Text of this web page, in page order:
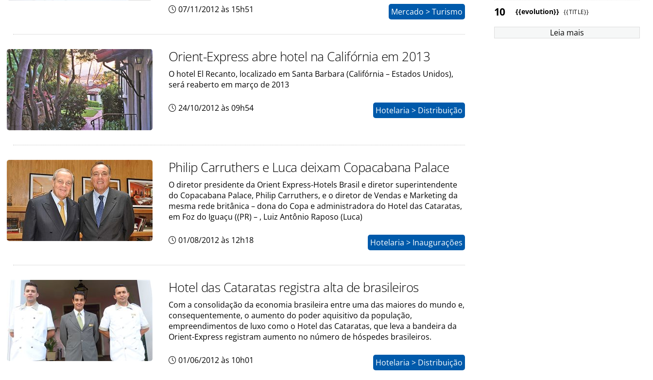
07/11/2012 às 15h51 Mercado > Turismo
Orient-Express abre hotel na Califórnia em 2013
O hotel El Recanto, localizado em Santa Barbara (Califórnia – Estados Unidos),
será reaberto em março de 2013
24/10/2012 às 09h54 Hotelaria > Distribuição
Philip Carruthers e Luca deixam Copacabana Palace
O diretor presidente da Orient Express-Hotels Brasil e diretor superintendente
do Copacabana Palace, Philip Carruthers, e o diretor de Vendas e Marketing da
mesma rede britânica – dona do Copa e administradora do Hotel das Cataratas,
em Foz do Iguaçu ((PR) – , Luiz Antônio Raposo (Luca)
01/08/2012 às 12h18 Hotelaria > Inaugurações
Hotel das Cataratas registra alta de brasileiros
Com a consolidação da economia brasileira entre uma das maiores do mundo e,
consequentemente, o aumento do poder aquisitivo da população,
empreendimentos de luxo como o Hotel das Cataratas, que leva a bandeira da
Orient-Express registram aumento no número de hóspedes brasileiros.
01/06/2012 às 10h01 Hotelaria > Distribuição
{{evolution}} {{TITLE}}
Leia mais